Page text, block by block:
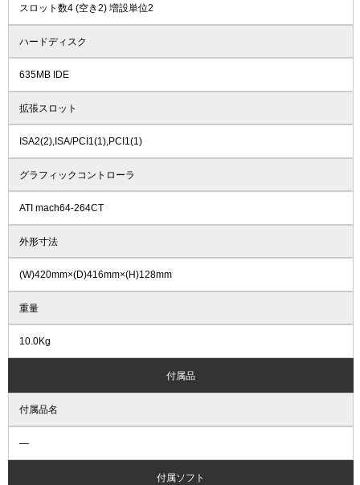
スロット数4 (空き2) 増設単位2
ハードディスク
635MB IDE
拡張スロット
ISA2(2),ISA/PCI1(1),PCI1(1)
グラフィックコントローラ
ATI mach64-264CT
外形寸法
(W)420mm×(D)416mm×(H)128mm
重量
10.0Kg
付属品
付属品名
―
付属ソフト